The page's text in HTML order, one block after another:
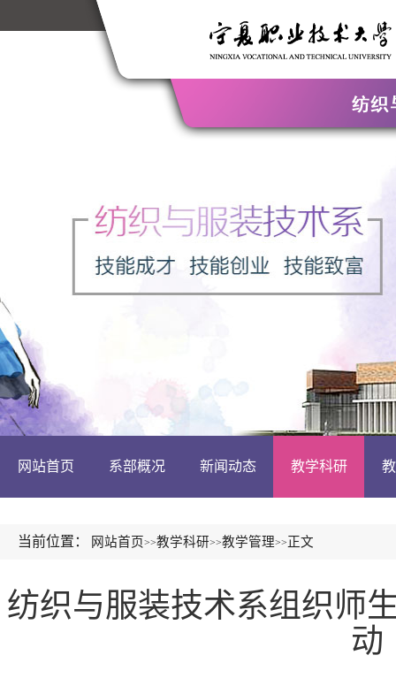
网站首页 系部概况 新闻动态 教学科研
当前位置： 网站首页>>教学科研>>教学管理>> 正文
纺织与服装技术系组织师
动